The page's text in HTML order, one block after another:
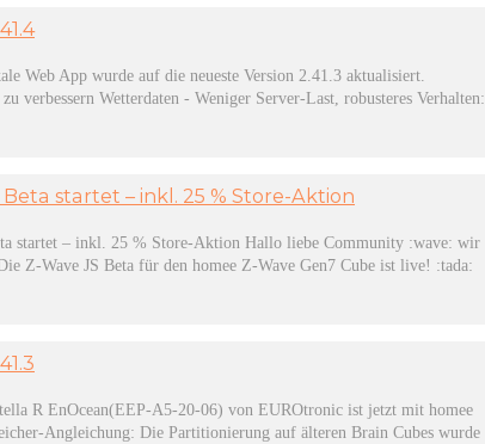
Web App wurde auf die neueste Version 2.41.3 aktualisiert.
verbessern Wetterdaten - Weniger Server-Last, robusteres Verhalten:
startet – inkl. 25 % Store-Aktion
startet – inkl. 25 % Store-Aktion Hallo liebe Community :wave: wir
Z-Wave JS Beta für den homee Z-Wave Gen7 Cube ist live! :tada:
R EnOcean(EEP-A5-20-06) von EUROtronic ist jetzt mit homee
Angleichung: Die Partitionierung auf älteren Brain Cubes wurde